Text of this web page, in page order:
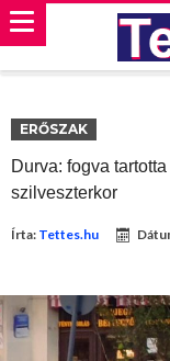
ERŐSZAK
Durva: fogva
szilveszterkor
Írta: Tettes.hu